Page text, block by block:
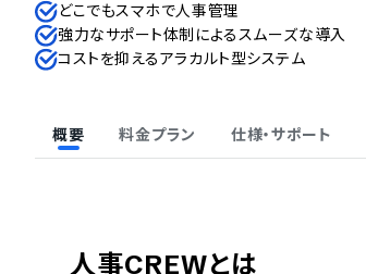
どこでもスマホで人事管理
強力なサポート体制によるスムーズな導入
コストを抑えるアラカルト型システム
概要 料金プラン 仕様・サポート
人事CREWとは